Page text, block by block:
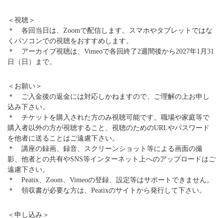
＜視聴＞
＊ 各回当日は、Zoomで配信します。スマホやタブレットではな
くパソコンでの視聴をおすすめします。
＊ アーカイブ視聴は、Vimeoで各回終了2週間後から2027年1月31
日（日）まで。
＜お願い＞
＊ ご入金後の返金には対応しかねますので、ご理解の上お申し
込み下さい。
＊ チケットを購入された方のみ視聴可能です。職場や家庭等で
購入者以外の方が視聴すること、視聴のためのURLやパスワード
を他者に送ることはご遠慮下さい。
＊ 講座の録画、録音、スクリーンショット等による画面の撮
影、他者との共有やSNS等インターネット上へのアップロードはご
遠慮下さい。
＊ Peatix、Zoom、Vimeoの登録、設定等はサポートできません。
＊ 領収書が必要な方は、Peatixのサイトから発行して下さい。
＜申し込み＞